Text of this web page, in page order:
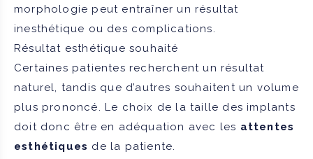
morphologie peut entraîner un résultat
inesthétique ou des complications.
Résultat esthétique souhaité
Certaines patientes recherchent un résultat
naturel, tandis que d’autres souhaitent un volume
plus prononcé. Le choix de la taille des implants
doit donc être en adéquation avec les attentes
esthétiques de la patiente.